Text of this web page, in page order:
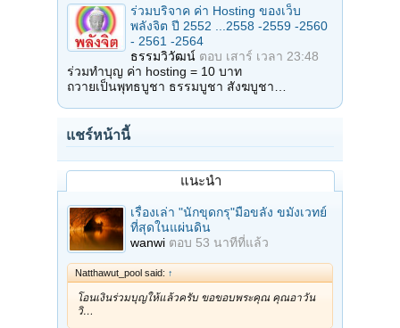
ร่วมบริจาค ค่า Hosting ของเว็บ
พลังจิต ปี 2552 ...2558 -2559 -2560
- 2561 -2564
ธรรมวิวัฒน์ ตอบ เสาร์ เวลา 23:48
ร่วมทำบุญ ค่า hosting = 10 บาท
ถวายเป็นพุทธบูชา ธรรมบูชา สังฆบูชา…
แชร์หน้านี้
แนะนำ
เรื่องเล่า "นักขุดกรุ"มือขลัง ขมังเวทย์
ที่สุดในแผ่นดิน
wanwi ตอบ 53 นาทีที่แล้ว
Natthawut_pool said: ↑
โอนเงินร่วมบุญให้แล้วครับ ขอขอบพระคุณ คุณอาวัน
วิ…